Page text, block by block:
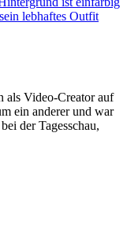
als Video-Creator auf
ein anderer und war
der Tagesschau,